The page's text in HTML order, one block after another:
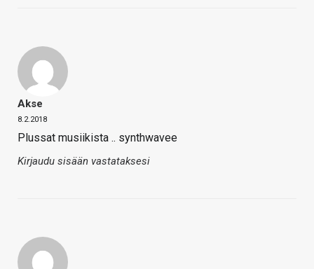
Akse
8.2.2018
Plussat musiikista .. synthwavee
Kirjaudu sisään vastataksesi